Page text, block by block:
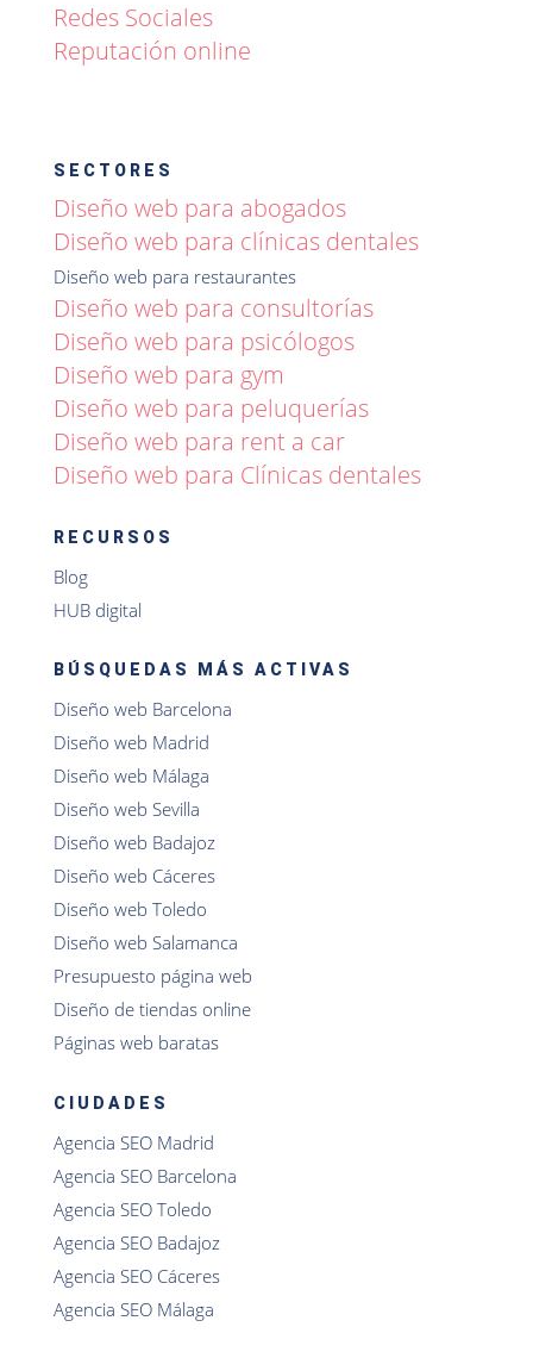
Redes Sociales
Reputación online
SECTORES
Diseño web para abogados
Diseño web para clínicas dentales
Diseño web para restaurantes
Diseño web para consultorías
Diseño web para psicólogos
Diseño web para gym
Diseño web para peluquerías
Diseño web para rent a car
Diseño web para Clínicas dentales
RECURSOS
Blog
HUB digital
BÚSQUEDAS MÁS ACTIVAS
Diseño web Barcelona
Diseño web Madrid
Diseño web Málaga
Diseño web Sevilla
Diseño web Badajoz
Diseño web Cáceres
Diseño web Toledo
Diseño web Salamanca
Presupuesto página web
Diseño de tiendas online
Páginas web baratas
CIUDADES
Agencia SEO Madrid
Agencia SEO Barcelona
Agencia SEO Toledo
Agencia SEO Badajoz
Agencia SEO Cáceres
Agencia SEO Málaga